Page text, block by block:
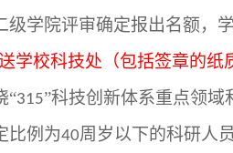
学院评审确定报出名额，
学校科技处 （包括签章的纸
“315”科技创新体系重点领
比例为40周岁以下的科研人员